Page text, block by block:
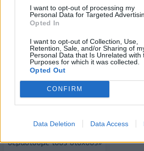
I want to opt-out of processing my
Personal Data for Targeted
Opted In
I want to opt-out of Collection, Use,
Retention, Sale, and/or Sharing of
Personal Data that Is Unrelated with
Purposes for which it was collected.
Opted Out
CONFIRM
Data Deletion Data Access
ΠΕΡΙΣΣΌΤΕΡΑ ΣΕ ΑΥΤΉ ΤΗΝ
Μητσοτάκης προς
σεβαστούμε τους στόχους»
Βουλή
17/07/